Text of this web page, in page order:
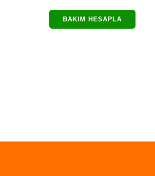
BAKIM HESAPLA